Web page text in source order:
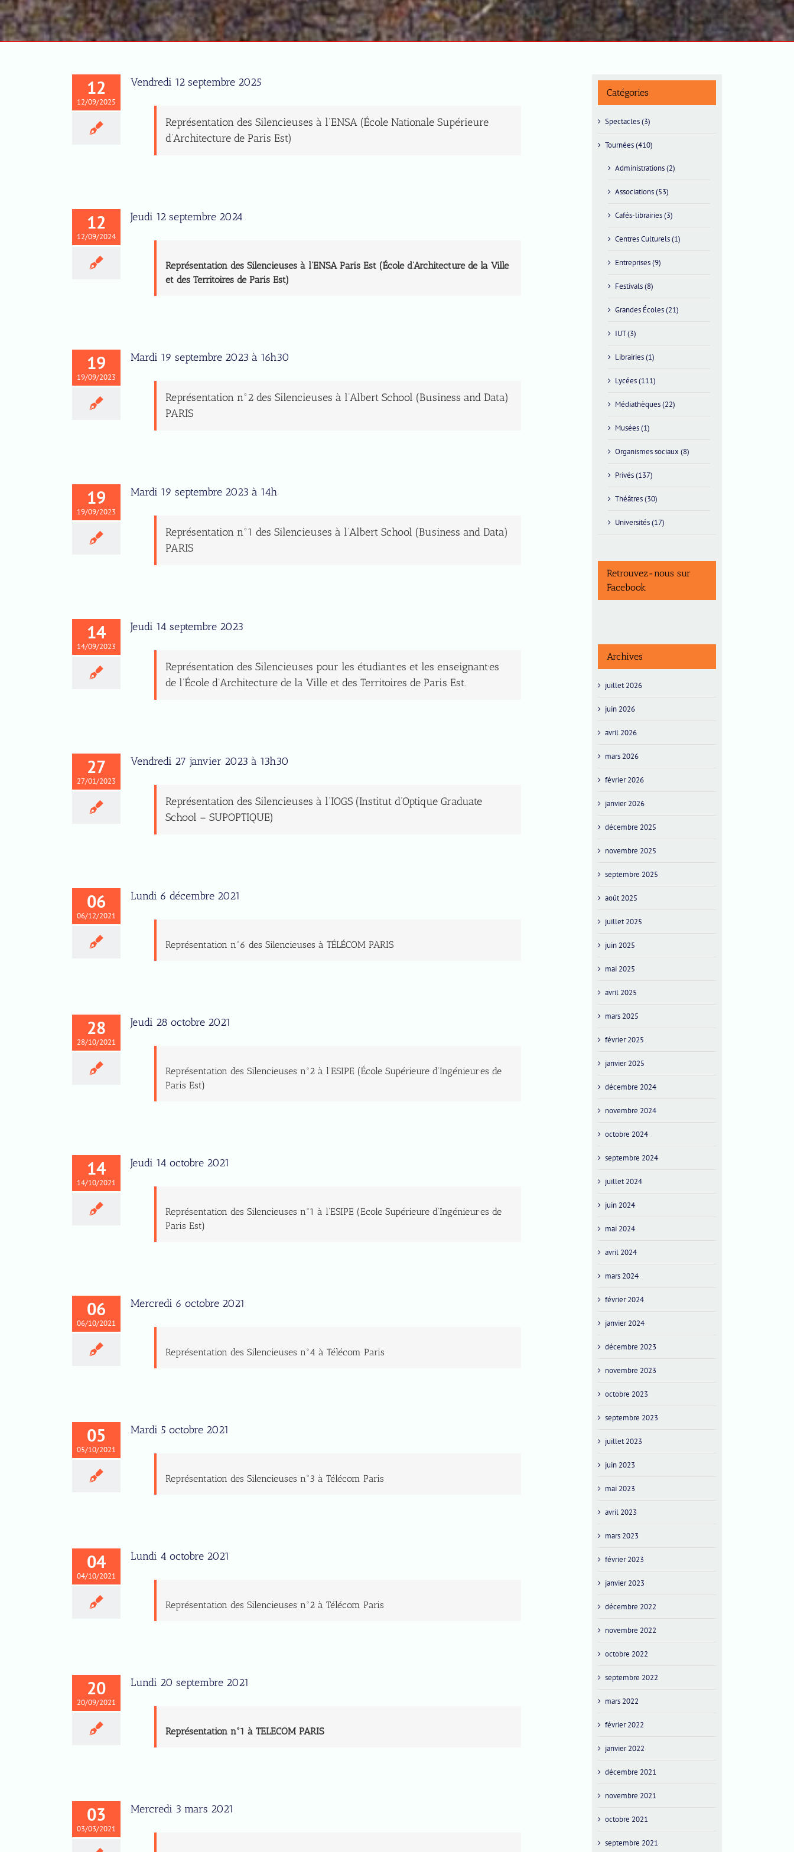
12
12/09/2025
Vendredi 12 septembre 2025
Représentation des Silencieuses à l’ENSA (École Nationale Supérieure
d’Architecture de Paris Est)
12
12/09/2024
Jeudi 12 septembre 2024
Représentation des Silencieuses à l’ENSA Paris Est (École d’Architecture de la Ville
et des Territoires de Paris Est)
19
19/09/2023
Mardi 19 septembre 2023 à 16h30
Représentation n°2 des Silencieuses à l’Albert School (Business and Data)
PARIS
19
19/09/2023
Mardi 19 septembre 2023 à 14h
Représentation n°1 des Silencieuses à l’Albert School (Business and Data)
PARIS
14
14/09/2023
Jeudi 14 septembre 2023
Représentation des Silencieuses pour les étudiant·es et les enseignant·es
de l’École d’Architecture de la Ville et des Territoires de Paris Est.
27
27/01/2023
Vendredi 27 janvier 2023 à 13h30
Représentation des Silencieuses à l’IOGS (Institut d’Optique Graduate
School – SUPOPTIQUE)
06
06/12/2021
Lundi 6 décembre 2021
Représentation n°6 des Silencieuses à TÉLÉCOM PARIS
28
28/10/2021
Jeudi 28 octobre 2021
Représentation des Silencieuses n°2 à l’ESIPE (École Supérieure d’Ingénieur·es de
Paris Est)
14
14/10/2021
Jeudi 14 octobre 2021
Représentation des Silencieuses n°1 à l’ESIPE (Ecole Supérieure d’Ingénieur·es de
Paris Est)
06
06/10/2021
Mercredi 6 octobre 2021
Représentation des Silencieuses n°4 à Télécom Paris
05
05/10/2021
Mardi 5 octobre 2021
Représentation des Silencieuses n°3 à Télécom Paris
04
04/10/2021
Lundi 4 octobre 2021
Représentation des Silencieuses n°2 à Télécom Paris
20
20/09/2021
Lundi 20 septembre 2021
Représentation n°1 à TELECOM PARIS
03
03/03/2021
Mercredi 3 mars 2021
Catégories
Spectacles (3)
Tournées (410)
Administrations (2)
Associations (53)
Cafés-librairies (3)
Centres Culturels (1)
Entreprises (9)
Festivals (8)
Grandes Écoles (21)
IUT (3)
Librairies (1)
Lycées (111)
Médiathèques (22)
Musées (1)
Organismes sociaux (8)
Privés (137)
Théâtres (30)
Universités (17)
Retrouvez-nous sur
Facebook
Archives
juillet 2026
juin 2026
avril 2026
mars 2026
février 2026
janvier 2026
décembre 2025
novembre 2025
septembre 2025
août 2025
juillet 2025
juin 2025
mai 2025
avril 2025
mars 2025
février 2025
janvier 2025
décembre 2024
novembre 2024
octobre 2024
septembre 2024
juillet 2024
juin 2024
mai 2024
avril 2024
mars 2024
février 2024
janvier 2024
décembre 2023
novembre 2023
octobre 2023
septembre 2023
juillet 2023
juin 2023
mai 2023
avril 2023
mars 2023
février 2023
janvier 2023
décembre 2022
novembre 2022
octobre 2022
septembre 2022
mars 2022
février 2022
janvier 2022
décembre 2021
novembre 2021
octobre 2021
septembre 2021